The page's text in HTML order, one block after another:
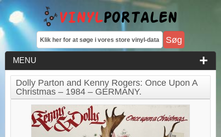
MENU
Dolly Parton and Kenny Rogers: Once Upon A
Christmas – 1984 – GERMANY.